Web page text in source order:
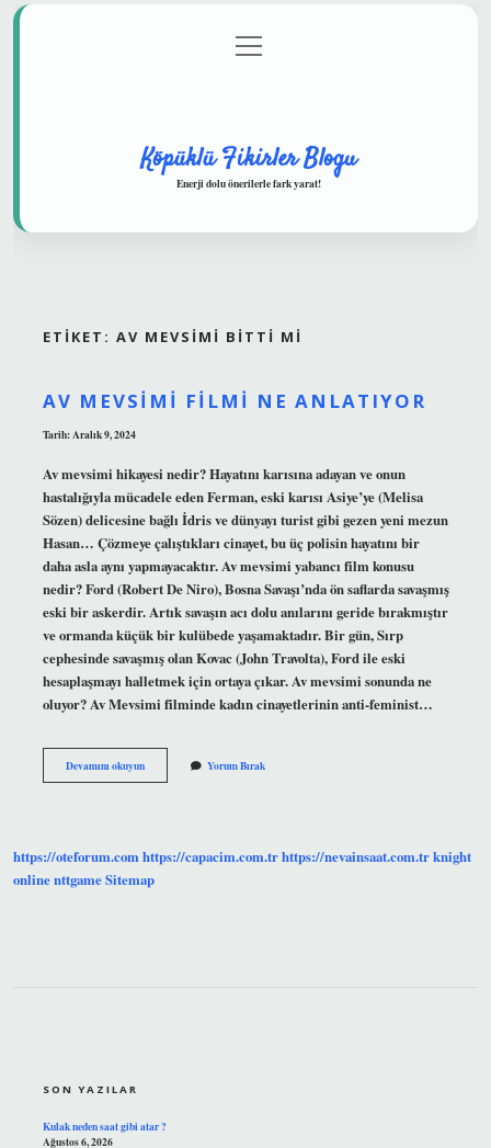
Gizlilik Politikası
menüyü
aç
Köpüklü Fikirler Blogu
Enerji dolu önerilerle fark yarat!
ETIKET: AV MEVSIMI BITTI MI
AV MEVSIMI FILMI NE ANLATIYOR
Tarih: Aralık 9, 2024
Av mevsimi hikayesi nedir? Hayatını karısına adayan ve onun
hastalığıyla mücadele eden Ferman, eski karısı Asiye’ye (Melisa
Sözen) delicesine bağlı İdris ve dünyayı turist gibi gezen yeni mezun
Hasan… Çözmeye çalıştıkları cinayet, bu üç polisin hayatını bir
daha asla aynı yapmayacaktır. Av mevsimi yabancı film konusu
nedir? Ford (Robert De Niro), Bosna Savaşı’nda ön saflarda savaşmış
eski bir askerdir. Artık savaşın acı dolu anılarını geride bırakmıştır
ve ormanda küçük bir kulübede yaşamaktadır. Bir gün, Sırp
cephesinde savaşmış olan Kovac (John Travolta), Ford ile eski
hesaplaşmayı halletmek için ortaya çıkar. Av mevsimi sonunda ne
oluyor? Av Mevsimi filminde kadın cinayetlerinin anti-feminist…
Devamını okuyunAv
Mevsimi
Yorum Bırak
https://oteforum.comhttps://capacim.com.trhttps://nevainsaat.com.trknight
onlinenttgameSitemap
SON YAZILAR
Kulak neden saat gibi atar ?
Ağustos 6, 2026